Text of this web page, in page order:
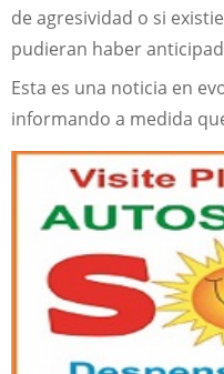
de agresividad o si
pudieran haber
Esta es una noticia en
informando a medida